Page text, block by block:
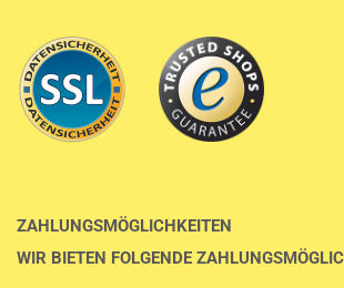
ZAHLUNGSMÖGLICHKEITEN
WIR BIETEN FOLGENDE